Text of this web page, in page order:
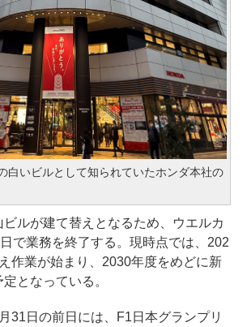
白いビルとして知られていたホンダ本社の
ルが建て替えとなるため、ウエルカ
で業務を終了する。現時点では、202
作業が始まり、2030年度をめどに新
となっている。
31日の前日には、F1日本グランプリ